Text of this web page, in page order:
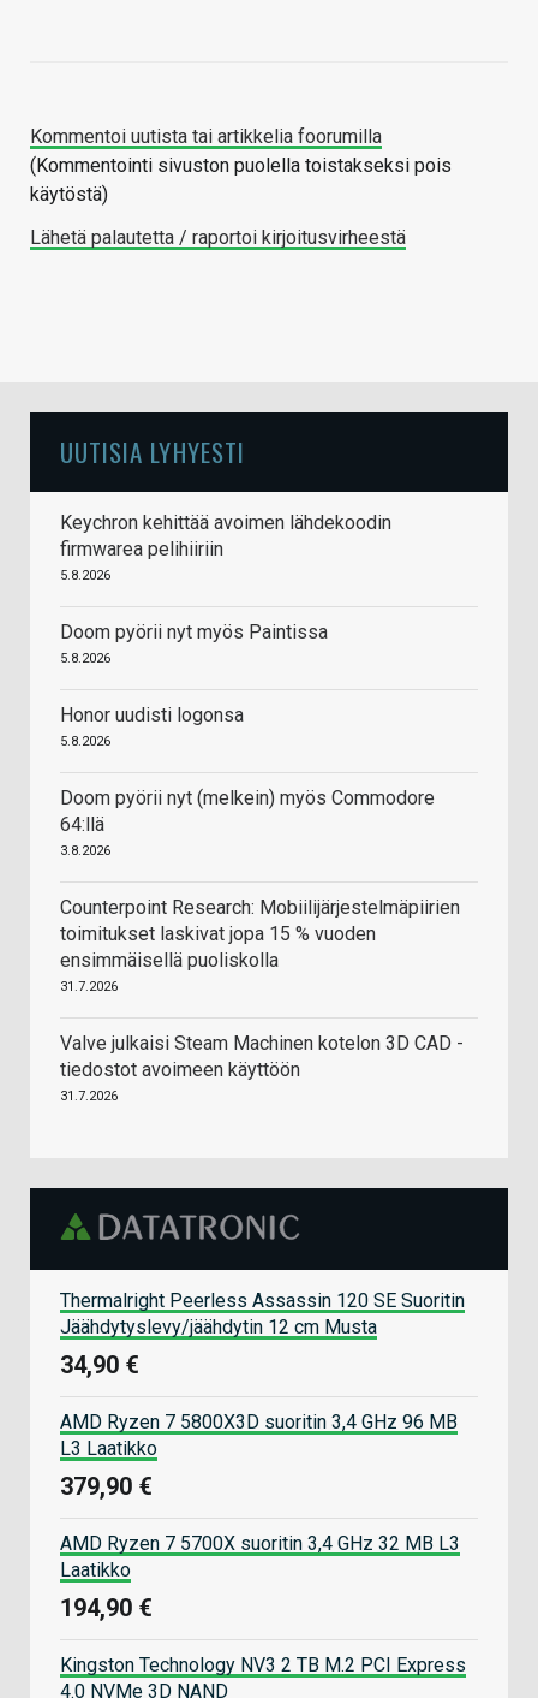
Kommentoi uutista tai artikkelia foorumilla
(Kommentointi sivuston puolella toistakseksi pois
käytöstä)
Lähetä palautetta / raportoi kirjoitusvirheestä
UUTISIA LYHYESTI
Keychron kehittää avoimen lähdekoodin
firmwarea pelihiiriin
5.8.2026
Doom pyörii nyt myös Paintissa
5.8.2026
Honor uudisti logonsa
5.8.2026
Doom pyörii nyt (melkein) myös Commodore
64:llä
3.8.2026
Counterpoint Research: Mobiilijärjestelmäpiirien
toimitukset laskivat jopa 15 % vuoden
ensimmäisellä puoliskolla
31.7.2026
Valve julkaisi Steam Machinen kotelon 3D CAD -
tiedostot avoimeen käyttöön
31.7.2026
Thermalright Peerless Assassin 120 SE Suoritin
Jäähdytyslevy/jäähdytin 12 cm Musta
34,90 €
AMD Ryzen 7 5800X3D suoritin 3,4 GHz 96 MB
L3 Laatikko
379,90 €
AMD Ryzen 7 5700X suoritin 3,4 GHz 32 MB L3
Laatikko
194,90 €
Kingston Technology NV3 2 TB M.2 PCI Express
4.0 NVMe 3D NAND